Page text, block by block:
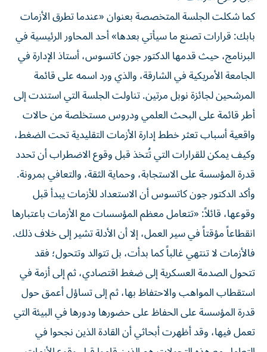
كما شكلت الجلسة المتخصصة بعنوان «عندما تطرق الأزمات
بابك: قرارات تصنع ما سيأتي بعدها» أحد المحاور الرئيسية في
البرنامج، حيث قدمها الدكتور جون كاتسوس، أستاذ الإدارة في
الجامعة الأمريكية في الشارقة، والذي ورد اسمه على قائمة
المرشحين لجائزة نوبل مرتين. تناولت الجلسة التي استندت إلى
أطر قائمة على البحث العلمي ودروس مستخلصة من حالات
واقعية أسباب تعثر خطط إدارة الأزمات التقليدية تحت الضغط،
وكيف يمكن للقرارات التي تُتخذ قبل وقوع الاضطراب أن تحدد
قدرة المؤسسة على الاستجابة، وحماية الثقة، والتعافي بمرونة.
وأكد الدكتور جون كاتسوس أن الاستعداد للأزمات يبدأ قبل
وقوعها، قائلاً: «تتعامل معظم المؤسسات مع الأزمات باعتبارها
انقطاعاً مؤقتاً في سير العمل، إلا أن الأدلة تشير إلى خلاف ذلك.
فالأزمات لا تنتهي غالباً كما بدأت، بل تتوالد وتتحول؛ فقد
تتحول الصدمة العسكرية إلى ضغط اقتصادي، ثم إلى أزمة في
استقطاب المواهب والاحتفاظ بها، ثم إلى تساؤل أعمق حول
قدرة المؤسسة على الحفاظ على حضورها ودورها في البيئة التي
تعمل فيها، وقد أظهرت أبحاثي أن القادة الذين نجحوا في